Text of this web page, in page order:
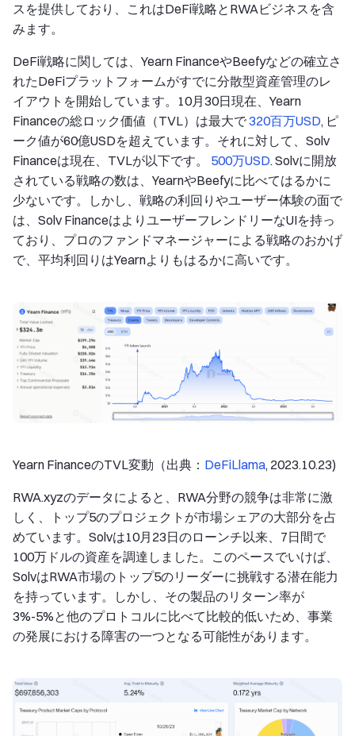
スを提供しており、これはDeFi戦略とRWAビジネスを含
みます。
DeFi戦略に関しては、Yearn FinanceやBeefyなどの確立さ
れたDeFiプラットフォームがすでに分散型資産管理のレ
イアウトを開始しています。10月30日現在、Yearn
Financeの総ロック価値（TVL）は最大で320百万USD, ピ
ーク値が60億USDを超えています。それに対して、Solv
Financeは現在、TVLが以下です。
500万USD. Solvに開放
されている戦略の数は、YearnやBeefyに比べてはるかに
少ないです。しかし、戦略の利回りやユーザー体験の面で
は、Solv FinanceはよりユーザーフレンドリーなUIを持っ
ており、プロのファンドマネージャーによる戦略のおかげ
で、平均利回りはYearnよりもはるかに高いです。
Yearn FinanceのTVL変動（出典： DeFiLlama, 2023.10.23)
RWA.xyzのデータによると、RWA分野の競争は非常に激
しく、トップ5のプロジェクトが市場シェアの大部分を占
めています。Solvは10月23日のローンチ以来、7日間で
100万ドルの資産を調達しました。このペースでいけば、
SolvはRWA市場のトップ5のリーダーに挑戦する潜在能力
を持っています。しかし、その製品のリターン率が
3%-5%と他のプロトコルに比べて比較的低いため、事業
の発展における障害の一つとなる可能性があります。